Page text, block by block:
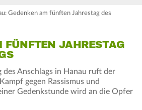
Gedenken am fünften Jahrestag des
FÜNFTEN JAHRESTAG
Anschlags in Hanau ruft der
gegen Rassismus und
Gedenkstunde wird an die Opfer